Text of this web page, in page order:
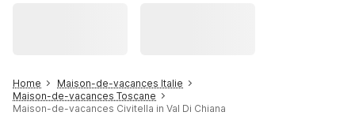
Home
Maison-de-vacances Italie
Maison-de-vacances Toscane
Maison-de-vacances Civitella in Val Di Chiana